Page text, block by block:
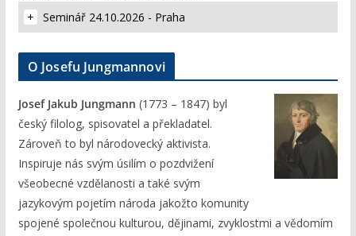
Seminář 24.10.2026 - Praha
O Josefu Jungmannovi
Josef Jakub Jungmann (1773 – 1847) byl
český filolog, spisovatel a překladatel.
Zároveň to byl národovecký aktivista.
Inspiruje nás svým úsilím o pozdvižení
všeobecné vzdělanosti a také svým
jazykovým pojetím národa jakožto komunity
spojené společnou kulturou, dějinami, zvyklostmi a vědomím